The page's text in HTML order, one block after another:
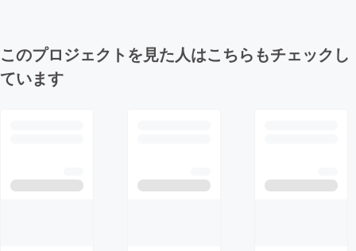
このプロジェクトを見た人はこちらもチェックし
ています